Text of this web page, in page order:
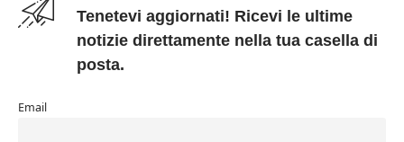
Tenetevi aggiornati! Ricevi le ultime
notizie direttamente nella tua casella di
posta.
Email